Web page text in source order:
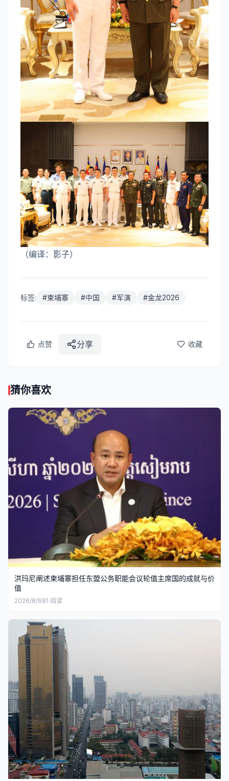
（编译：影子）
标签: #柬埔寨 #中国 #军演 #金龙2026
点赞 分享 收藏
猜你喜欢
洪玛尼阐述柬埔寨担任东盟公务职能会议轮值主席国的成就与价
值
2026/8/681 阅读